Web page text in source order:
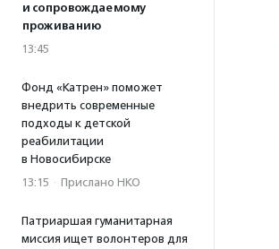
и сопровождаемому
проживанию
13:45
Фонд «Катрен» поможет
внедрить современные
подходы к детской
реабилитации
в Новосибирске
13:15 · Прислано НКО
Патриаршая гуманитарная
миссия ищет волонтеров для